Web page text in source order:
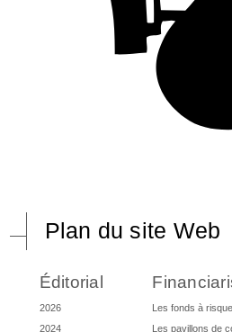
Plan du site Web
Éditorial
2026
2024
Les fonds à risque
Les pavillons de